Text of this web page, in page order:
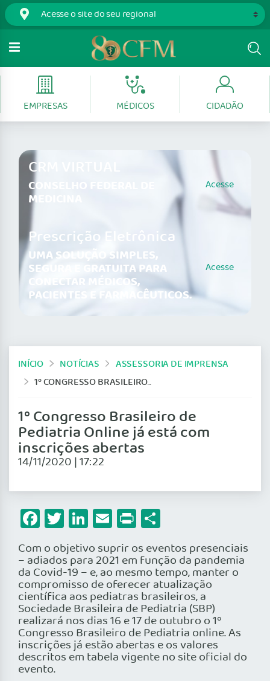
EMPRESAS MÉDICOS CIDADÃO
CRM VIRTUAL
CONSELHO FEDERAL DE
MEDICINA
Acesse
Prescrição Eletrônica
UMA SOLUÇÃO SIMPLES,
SEGURA E GRATUITA PARA
CONECTAR MÉDICOS,
PACIENTES E FARMACÊUTICOS.
Acesse
INÍCIO NOTÍCIAS
ASSESSORIA DE IMPRENSA
1º CONGRESSO BRASILEIRO DE PEDIATRIA ONLINE JÁ ESTÁ COM INSCRIÇÕES ABERTAS
1º Congresso Brasileiro de
Pediatria Online já está com
inscrições abertas
14/11/2020 | 17:22
Facebook
Twitter
LinkedIn
Email
Print
Com o objetivo suprir os eventos presenciais
– adiados para 2021 em função da pandemia
da Covid-19 – e, ao mesmo tempo, manter o
compromisso de oferecer atualização
científica aos pediatras brasileiros, a
Sociedade Brasileira de Pediatria (SBP)
realizará nos dias 16 e 17 de outubro o 1º
Congresso Brasileiro de Pediatria online. As
inscrições já estão abertas e os valores
descritos em tabela vigente no site oficial do
evento.